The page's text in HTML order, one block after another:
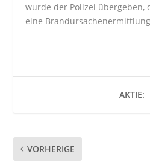
wurde der Polizei übergeben,
eine
AKTIE:
VORHERIGE